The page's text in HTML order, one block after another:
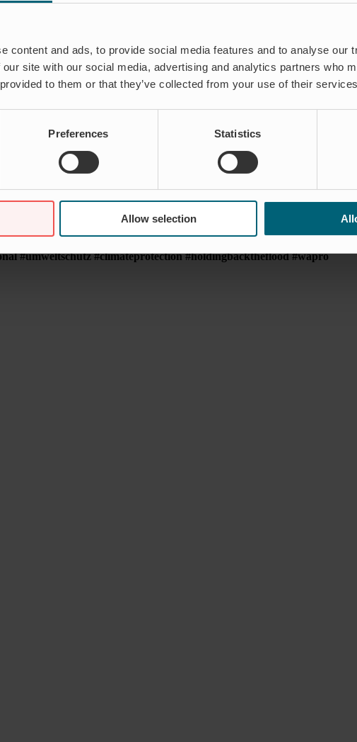
content and ads, to provide social media features and to analyse our
site with our social media, advertising and analytics partners who
to them or that they’ve collected from your use of their
Preferences Statistics
Allow selection
wachsen? Dann freuen wir uns auf deine Nachricht oder Bewerbung!
und sozialer Herkunft, Behinderung, Alter sowie sexueller Orientierung
#umweltschutz #climateprotection #holdingbacktheflood #wapro